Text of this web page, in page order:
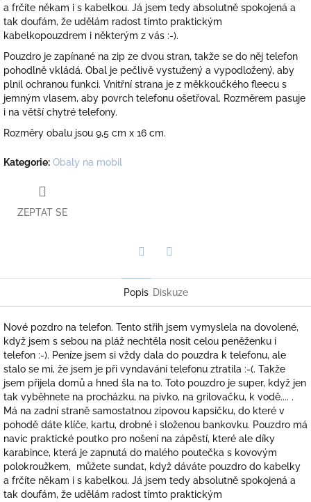
a frčíte někam i s kabelkou. Já jsem tedy absolutně spokojená a
tak doufám, že udělám radost tímto praktickým
kabelkopouzdrem i některým z vás :-).
Pouzdro je zapínané na zip ze dvou stran, takže se do něj telefon
pohodlně vkládá. Obal je pečlivě vystužený a vypodložený, aby
plnil ochranou funkci. Vnitřní strana je z měkkoučkého fleecu s
jemným vlasem, aby povrch telefonu ošetřoval. Rozměrem pasuje
i na větší chytré telefony.
Rozměry obalu jsou 9,5 cm x 16 cm.
Kategorie: Obaly na mobil
ZEPTAT SE
Popis Diskuze
Nové pozdro na telefon. Tento střih jsem vymyslela na dovolené,
když jsem s sebou na pláž nechtěla nosit celou peněženku i
telefon :-). Peníze jsem si vždy dala do pouzdra k telefonu, ale
stalo se mi, že jsem je při vyndavání telefonu ztratila :-(. Takže
jsem přijela domů a hned šla na to. Toto pouzdro je super, když jen
tak vyběhnete na procházku, na pivko, na grilovačku, k vodě.... .
Má na zadní straně samostatnou zipovou kapsičku, do které v
pohodě dáte klíče, kartu, drobné i složenou bankovku. Pouzdro má
navíc praktické poutko pro nošení na zápěstí, které ale díky
karabince, která je zapnutá do malého poutečka s kovovým
polokroužkem, můžete sundat, když dáváte pouzdro do kabelky
a frčíte někam i s kabelkou. Já jsem tedy absolutně spokojená a
tak doufám, že udělám radost tímto praktickým